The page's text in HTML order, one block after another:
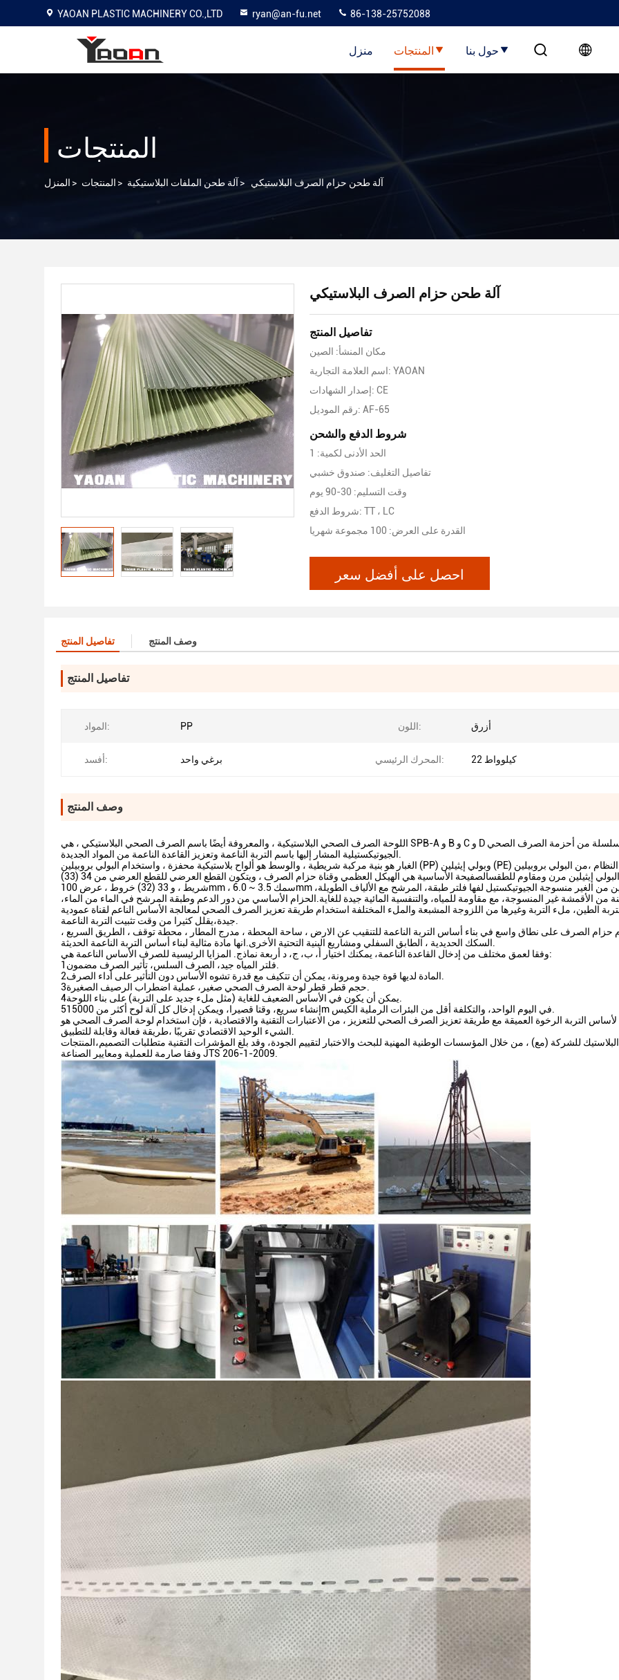
YAOAN PLASTIC MACHINERY CO.,LTD ryan@an-fu.net 86-138-25752088
منزل المنتجات حول بنا
المنتجات
المنزل > المنتجات > آلة طحن الملفات البلاستيكية > آلة طحن حزام الصرف البلاستيكي
آلة طحن حزام الصرف البلاستيكي
تفاصيل المنتج
مكان المنشأ: الصين
اسم العلامة التجارية: YAOAN
إصدار الشهادات: CE
رقم الموديل: AF-65
شروط الدفع والشحن
الحد الأدنى لكمية: 1
تفاصيل التغليف: صندوق خشبي
وقت التسليم: 30-90 يوم
شروط الدفع: TT ، LC
القدرة على العرض: 100 مجموعة شهريا
احصل على أفضل سعر
تفاصيل المنتج وصف المنتج
تفاصيل المنتج
المواد: PP اللون: أزرق
أفسد: برغي واحد المحرك الرئيسي: 22 كيلوواط
وصف المنتج
اللوحة الصرف الصحي البلاستيكية ، والمعروفة أيضًا باسم الصرف الصحي البلاستيكي ، هي SPB-A و B و C و D سلسلة من أحزمة الصرف الصحي
الجيوتيكستيلية المشار إليها باسم التربة الناعمة وتعزيز القاعدة الناعمة من المواد الجديدة.
الغبار هو بنية مركبة شريطية ، والوسط هو ألواح بلاستيكية محفزة ، واستخدام البولي بروبيلين (PP) وبولي إيثيلين (PE) مختلطة مع النظام ،من البولي بروبيلين
صلب و البولي إيثيلين مرن ومقاوم للطقسالصفيحة الأساسية هي الهيكل العظمي وقناة حزام الصرف ، ويتكون القطع العرضي للقطع العرضي من 34 (33)
شريط ، و 33 (32) خروط ، عرض 100mm ، سمك 3.5 ~ 6.0mm ،كلا الجانبين من الغير منسوجة الجيوتيكستيل لفها فلتر طبقة، المرشح مع الألياف الطويلة
من الأقمشة غير المنسوجة، مع مقاومة للمياه، والتنفسية المائية جيدة للغاية.الحزام الأساسي من دور الدعم وطبقة المرشح في الماء من الماء،
الطين، ملء التربة وغيرها من اللزوجة المشبعة والملء المختلفة استخدام طريقة تعزيز الصرف الصحي لمعالجة الأساس الناعم لقناة عمودية
جيدة،يقلل كثيرا من وقت تثبيت التربة الناعمة.
حزام الصرف على نطاق واسع في بناء أساس التربة الناعمة للتنقيب عن الارض ، ساحة المحطة ، مدرج المطار ، محطة توقف ، الطريق السريع ،
السكك الحديدية ، الطابق السفلي ومشاريع البنية التحتية الأخرى.انها مادة مثالية لبناء أساس التربة الناعمة الحديثة.
وفقا لعمق مختلف من إدخال القاعدة الناعمة، يمكنك اختيار أ، ب، ج، د أربعة نماذج. المزايا الرئيسية للصرف الأساس الناعمة هي:
1فلتر المياه جيد، الصرف السلس، تأثير الصرف مضمون.
2المادة لديها قوة جيدة ومرونة، يمكن أن تتكيف مع قدرة تشوه الأساس دون التأثير على أداء الصرف.
3حجم قطر قطر لوحة الصرف الصحي صغير، عملية اضطراب الرصيف الصغيرة.
4يمكن أن يكون في الأساس الضعيف للغاية (مثل ملء جديد على التربة) على بناء اللوحة.
5إنشاء سريع، وقتا قصيرا، ويمكن إدخال كل آلة لوح أكثر من 15000m في اليوم الواحد، والتكلفة أقل من البئرات الرملية الكيس.
لأساس التربة الرخوة العميقة مع طريقة تعزيز الصرف الصحي للتعزيز ، من الاعتبارات التقنية والاقتصادية ، فإن استخدام لوحة الصرف الصحي هو
الشيء الوحيد الاقتصادي تقريبًا ،طريقة فعالة وقابلة للتطبيق.
للشركة (مع) ، من خلال المؤسسات الوطنية المهنية للبحث والاختبار لتقييم الجودة، وقد بلغ المؤشرات التقنية متطلبات التصميم،المنتجات
وفقا صارمة للعملية ومعايير الصناعة JTS 206-1-2009.